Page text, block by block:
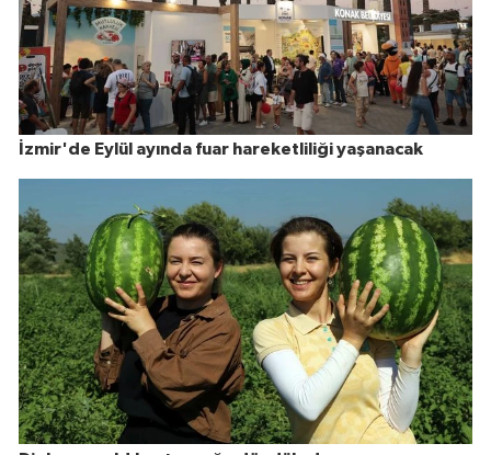
İzmir'de Eylül ayında fuar hareketliliği yaşanacak